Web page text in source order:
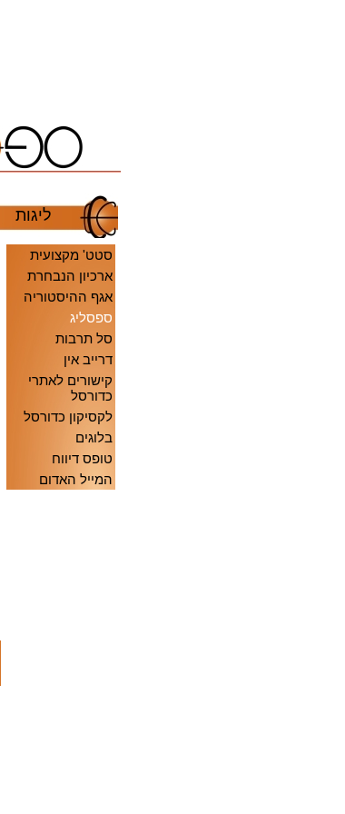
ליגות
סטט' מקצועית
ארכיון הנבחרת
אגף ההיסטוריה
ספסליג
סל תרבות
דרייב אין
קישורים לאתרי
כדורסל
לקסיקון כדורסל
בלוגים
טופס דיווח
המייל האדום